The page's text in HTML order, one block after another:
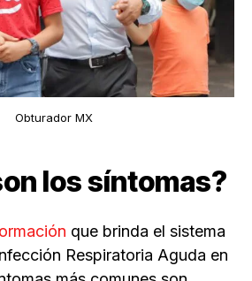
Obturador MX
los síntomas?
que brinda el sistema
Respiratoria Aguda en